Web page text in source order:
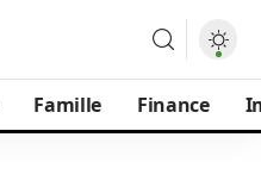
Famille Finance